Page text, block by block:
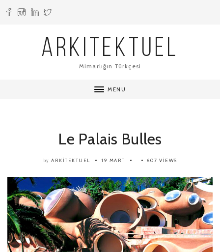
ARKITEKTUEL
Mimarlığın Türkçesi
MENU
Le Palais Bulles
by ARKITEKTUEL 19 MART 607 VIEWS